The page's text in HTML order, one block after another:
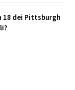
18 dei Pittsburgh